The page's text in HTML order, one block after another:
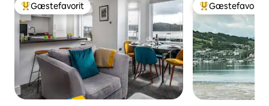
Bedste gæstefavorit
Gæstefavorit Bedste
Gæstefavorit